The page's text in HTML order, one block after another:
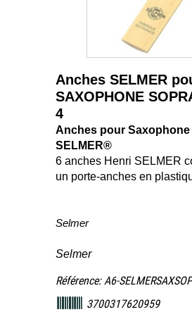
Anches SELMER
SAXOPHONE
4
Anches pour
SELMER®
6 anches Henri SELMER
un porte-anches en
Selmer
Selmer
Référence: A6-
3700317620959